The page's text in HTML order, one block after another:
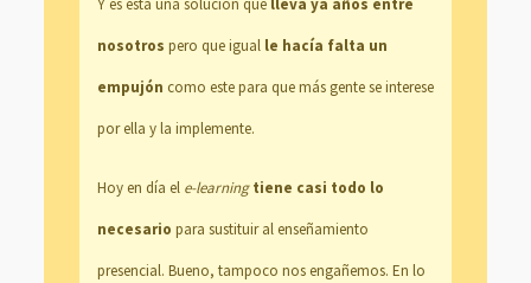
Y es esta una solución que lleva ya años entre
nosotros pero que igual le hacía falta un
empujón como este para que más gente se interese
por ella y la implemente.
Hoy en día el e-learning tiene casi todo lo
necesario para sustituir al enseñamiento
presencial. Bueno, tampoco nos engañemos. En lo